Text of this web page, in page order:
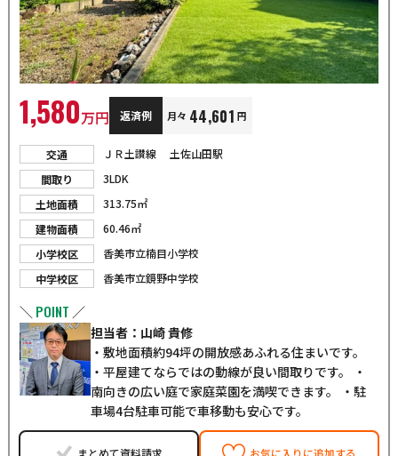
1,580万円 返済例 月々 44,601 円
交通
ＪＲ土讃線 土佐山田駅
間取り
3LDK
土地面積
313.75㎡
建物面積
60.46㎡
小学校区
香美市立楠目小学校
中学校区
香美市立鏡野中学校
＼ POINT ／
担当者：山崎 貴修
・敷地面積約94坪の開放感あふれる住まいです。
・平屋建てならではの動線が良い間取りです。 ・
南向きの広い庭で家庭菜園を満喫できます。 ・駐
車場4台駐車可能で車移動も安心です。
まとめて資料請求 お気に入りに追加する